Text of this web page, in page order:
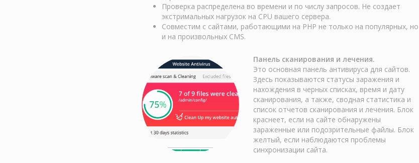
Проверка распределена во времени и по числу запросов. Не создает
экстримальных нагрузок на CPU вашего сервера.
Совместим с сайтами, работающими на PHP не только на популярных, но
и на произвольных CMS.
Панель сканирования и лечения.
Это основная панель антивируса для сайтов.
Здесь показываются статусы заражения и
нахождения в черных списках, время и дату
сканирования, а также, сводная статистика и
список отчетов сканирования и лечения. Блок
краснеет, если на сайте обнаружены
зараженные или подозрительные файлы. Блок
желтый, если наблюдаются проблемы
синхронизации сайта.